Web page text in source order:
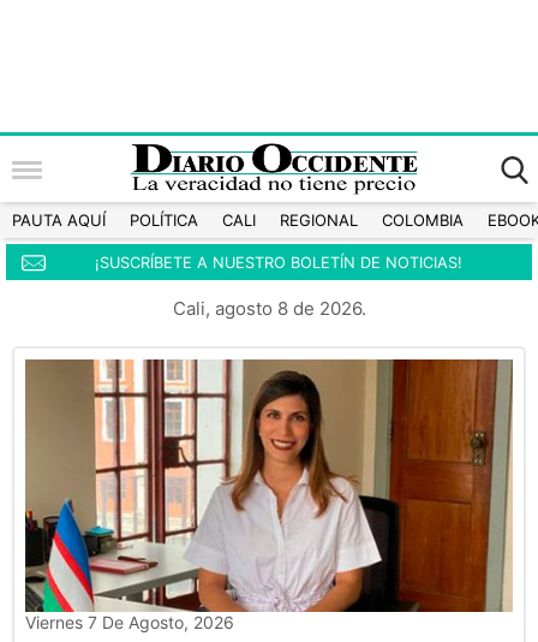
PAUTA AQUÍ POLÍTICA CALI REGIONAL COLOMBIA
¡SUSCRÍBETE A NUESTRO BOLETÍN DE NOTICIAS!
Cali, agosto 8 de 2026.
Viernes 7 De Agosto, 2026